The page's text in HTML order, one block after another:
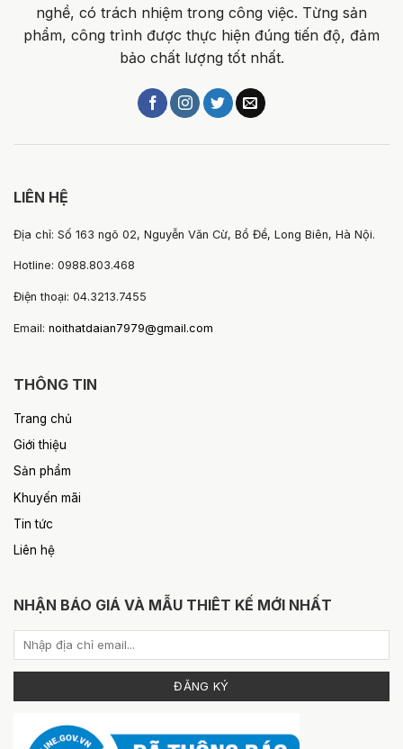
nghề, có trách nhiệm trong công việc. Từng sản
phẩm, công trình được thực hiện đúng tiến độ, đảm
bảo chất lượng tốt nhất.
LIÊN HỆ
Địa chỉ: Số 163 ngõ 02, Nguyễn Văn Cừ, Bồ Đề, Long Biên, Hà Nội.
Hotline: 0988.803.468
Điện thoại: 04.3213.7455
Email: noithatdaian7979@gmail.com
THÔNG TIN
Trang chủ
Giới thiệu
Sản phẩm
Khuyến mãi
Tin tức
Liên hệ
NHẬN BÁO GIÁ VÀ MẪU THIÊT KẾ MỚI NHẤT